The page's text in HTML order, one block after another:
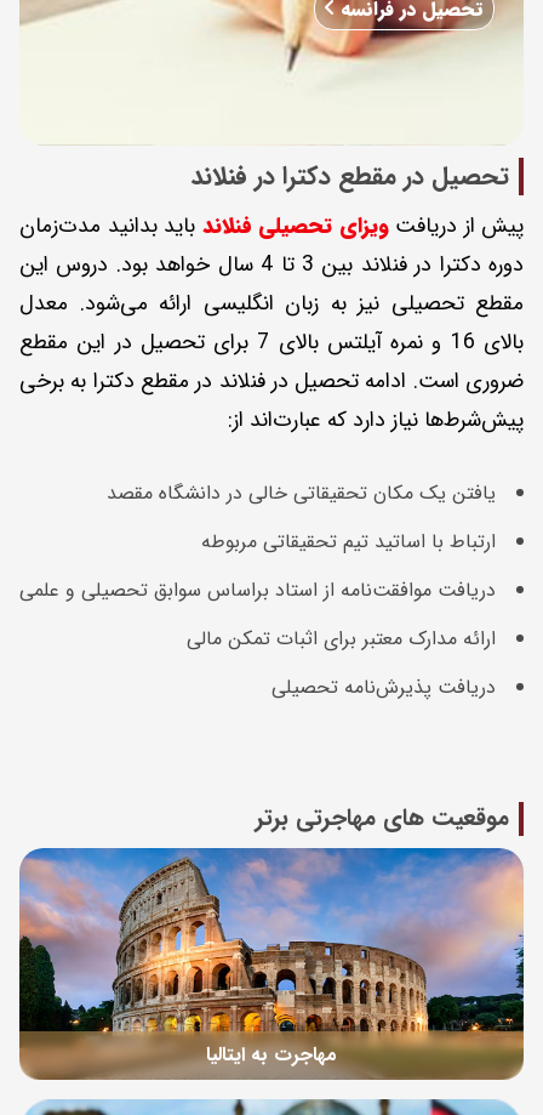
تحصیل در فرانسه
تحصیل در مقطع دکترا در فنلاند
پیش از دریافتویزای تحصیلی فنلاند باید بدانید مدت‌زمان
دوره دکترا در فنلاند بین 3 تا 4 سال خواهد بود. دروس این
مقطع تحصیلی نیز به زبان انگلیسی ارائه می‌شود. معدل
بالای 16 و نمره آیلتس بالای 7 برای تحصیل در این مقطع
ضروری است. ادامه تحصیل در فنلاند در مقطع دکترا به برخی
پیش‌شرط‌ها نیاز دارد که عبارت‌اند از:
یافتن یک مکان تحقیقاتی خالی در دانشگاه مقصد
ارتباط با اساتید تیم تحقیقاتی مربوطه
دریافت موافقت‌نامه از استاد بر‌اساس سوابق تحصیلی و علمی
ارائه مدارک معتبر برای اثبات تمکن مالی
دریافت پذیرش‌نامه تحصیلی
موقعیت های مهاجرتی برتر
مهاجرت به ایتالیا